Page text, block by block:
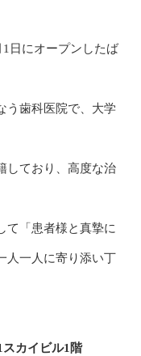
日にオープンしたば
う歯科医院で、大学
しており、高度な治
て「患者様と真摯に
人一人に寄り添い丁
カイビル1階